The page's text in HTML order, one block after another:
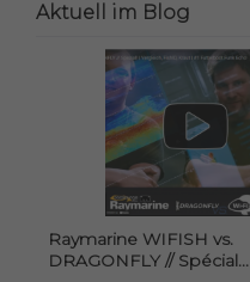
Aktuell im Blog
Raymarine WIFISH vs.
DRAGONFLY // Spécial...